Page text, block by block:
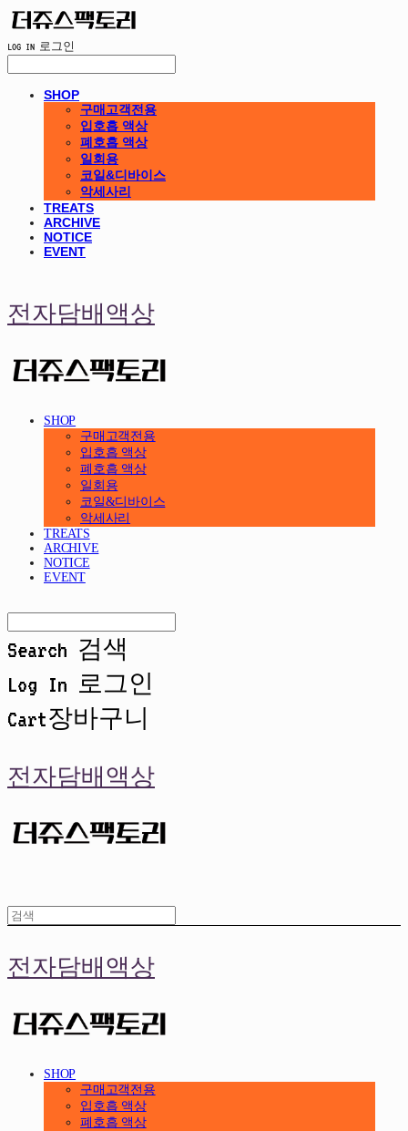
LOG IN 로그인
SHOP
구매고객전용
입호흡 액상
폐호흡 액상
일회용
코일&디바이스
악세사리
TREATS
ARCHIVE
NOTICE
EVENT
전자담배액상
SHOP
구매고객전용
입호흡 액상
폐호흡 액상
일회용
코일&디바이스
악세사리
TREATS
ARCHIVE
NOTICE
EVENT
Search 검색
Log In 로그인
Cart장바구니
전자담배액상
전자담배액상
SHOP
구매고객전용
입호흡 액상
폐호흡 액상